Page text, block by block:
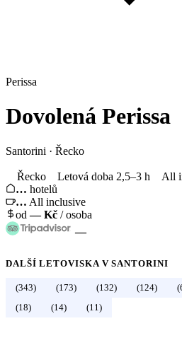
Perissa
Dovolená Perissa
Santorini · Řecko
Řecko Letová doba 2,5–3 h
All
… hotelů
… All inclusive
od—Kč / osoba
—
DALŠÍ LETOVISKA VSANTORINI
(343) (173) (132) (124)
(18)
(14) (11)